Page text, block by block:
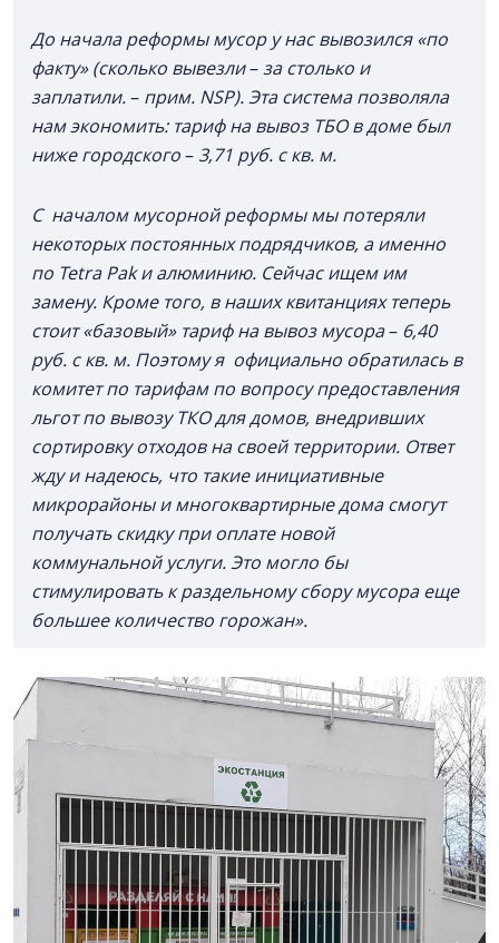
До начала реформы мусор у нас вывозился «по
факту» (сколько вывезли–за столько и
заплатили.– прим. NSP). Эта система позволяла
нам экономить: тариф на вывоз ТБО в доме был
ниже городского– 3,71 руб. с кв. м.
С началом мусорной реформы мы потеряли
некоторых постоянных подрядчиков, а именно
по Tetra Pak и алюминию. Сейчас ищем им
замену. Кроме того, в наших квитанциях теперь
стоит «базовый» тариф на вывоз мусора– 6,40
руб. с кв. м. Поэтому я официально обратилась в
комитет по тарифам по вопросу предоставления
льгот по вывозу ТКО для домов, внедривших
сортировку отходов на своей территории. Ответ
жду и надеюсь, что такие инициативные
микрорайоны и многоквартирные дома смогут
получать скидку при оплате новой
коммунальной услуги. Это могло бы
стимулировать к раздельному сбору мусора еще
большее количество горожан».